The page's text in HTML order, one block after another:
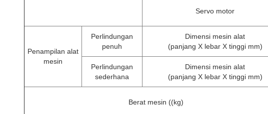
Servo motor
Penampilan alat
mesin
Perlindungan
penuh
Dimensi mesin alat
(panjang X lebar X tinggi mm)
Perlindungan
sederhana
Dimensi mesin alat
(panjang X lebar X tinggi mm)
Berat mesin ((kg)